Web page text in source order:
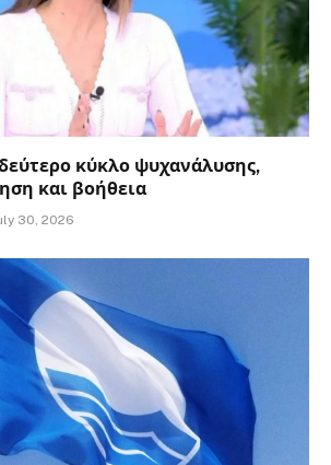
κύκλο ψυχανάλυσης,
και βοήθεια
30, 2026